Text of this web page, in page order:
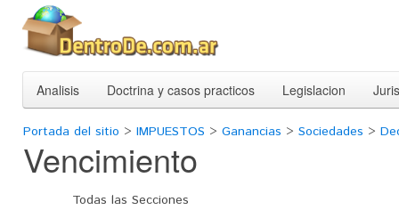
Analisis Doctrina y casos practicos Legislacion
Portada del sitio > IMPUESTOS > Ganancias > Sociedades >
Vencimiento
Todas las Secciones